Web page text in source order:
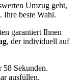
Umzug geht,
Ihre beste Wahl.
garantiert Ihnen
, der individuell auf
58 Sekunden.
ausfüllen.